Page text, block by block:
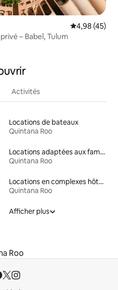
Évaluation
4,98 (45)
– Babel, Tulum
Activités
Locations de bateaux
Quintana Roo
Locations adaptées aux familles
Quintana Roo
Locations en complexes hôteliers
Quintana Roo
Afficher plus
Roo